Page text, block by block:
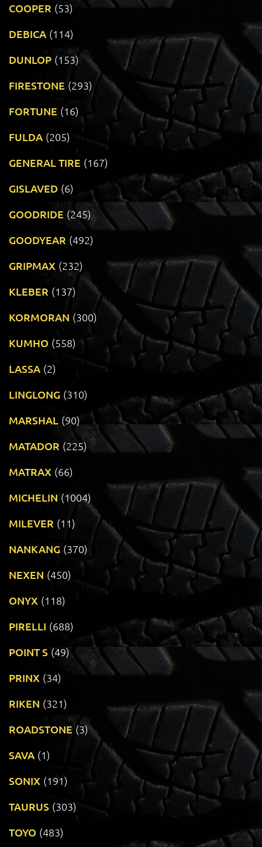
COOPER (53)
DEBICA (114)
DUNLOP (153)
FIRESTONE (293)
FORTUNE (16)
FULDA (205)
GENERAL TIRE (167)
GISLAVED (6)
GOODRIDE (245)
GOODYEAR (492)
GRIPMAX (232)
KLEBER (137)
KORMORAN (300)
KUMHO (558)
LASSA (2)
LINGLONG (310)
MARSHAL (90)
MATADOR (225)
MATRAX (66)
MICHELIN (1004)
MILEVER (11)
NANKANG (370)
NEXEN (450)
ONYX (118)
PIRELLI (688)
POINT S (49)
PRINX (34)
RIKEN (321)
ROADSTONE (3)
SAVA (1)
SONIX (191)
TAURUS (303)
TOYO (483)